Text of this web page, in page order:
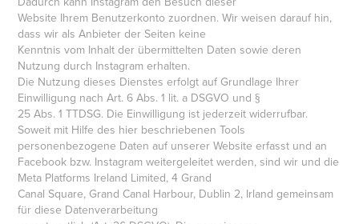
Website Ihrem Benutzerkonto zuordnen. Wir weisen darauf hin,
dass wir als Anbieter der Seiten keine
Kenntnis vom Inhalt der übermittelten Daten sowie deren
Nutzung durch Instagram erhalten.
Die Nutzung dieses Dienstes erfolgt auf Grundlage Ihrer
Einwilligung nach Art. 6 Abs. 1 lit. a DSGVO und §
25 Abs. 1 TTDSG. Die Einwilligung ist jederzeit widerrufbar.
Soweit mit Hilfe des hier beschriebenen Tools
personenbezogene Daten auf unserer Website erfasst und an
Facebook bzw. Instagram weitergeleitet werden, sind wir und die
Meta Platforms Ireland Limited, 4 Grand
Canal Square, Grand Canal Harbour, Dublin 2, Irland gemeinsam
für diese Datenverarbeitung